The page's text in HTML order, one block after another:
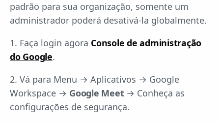
padrão para sua organização, somente um
administrador poderá desativá-la globalmente.
1. Faça login agora Console de administração
do Google.
2. Vá para Menu → Aplicativos → Google
Workspace → Google Meet→ Conheça as
configurações de segurança.